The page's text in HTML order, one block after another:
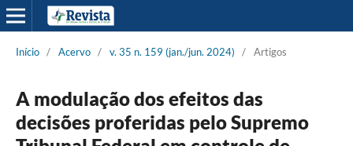
Início / Acervo / v. 35 n. 159 (jan./jun. 2024) / Artigos
A modulação dos efeitos das
decisões proferidas pelo Supremo